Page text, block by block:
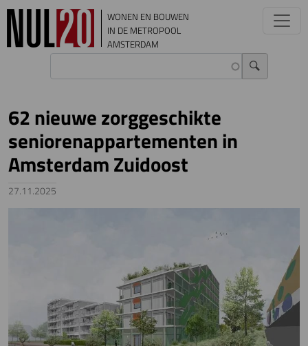
Overslaan en naar de inhoud gaan
WONEN EN BOUWEN
IN DE METROPOOL
AMSTERDAM
62 nieuwe zorggeschikte
seniorenappartementen in
Amsterdam Zuidoost
27.11.2025